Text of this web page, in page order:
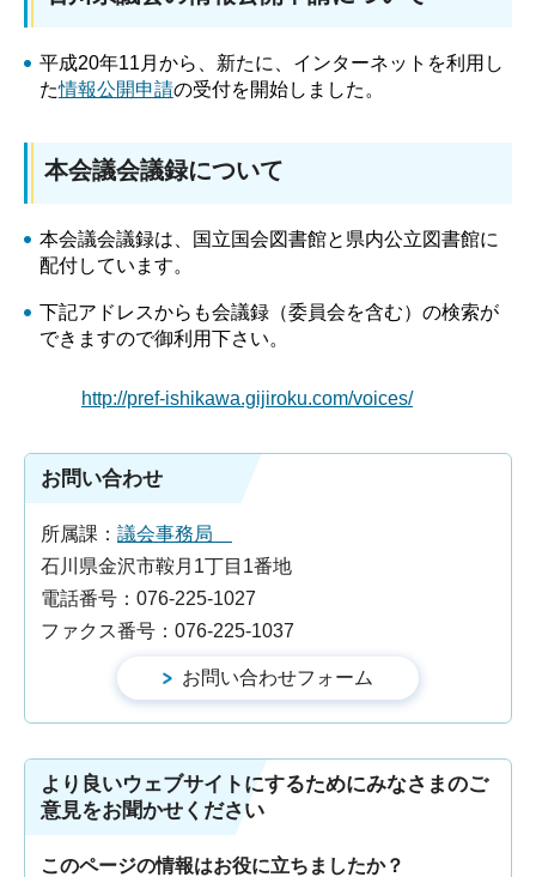
平成20年11月から、新たに、インターネットを利用し
た情報公開申請の受付を開始しました。
本会議会議録について
本会議会議録は、国立国会図書館と県内公立図書館に
配付しています。
下記アドレスからも会議録（委員会を含む）の検索が
できますので御利用下さい。
http://pref-ishikawa.gijiroku.com/voices/
お問い合わせ
所属課： 議会事務局
石川県金沢市鞍月1丁目1番地
電話番号：076-225-1027
ファクス番号：076-225-1037
より良いウェブサイトにするためにみなさまのご
意見をお聞かせください
このページの情報はお役に立ちましたか？